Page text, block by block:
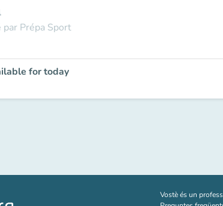
par Prépa Sport
for today
Vostè és un